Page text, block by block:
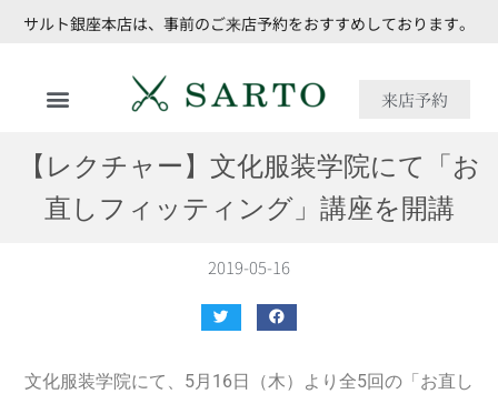
サルト銀座本店は、事前のご来店予約をおすすめしております。
来店予約
【レクチャー】文化服装学院にて「お
直しフィッティング」講座を開講
2019-05-16
文化服装学院にて、5月16日（木）より全5回の「お直し